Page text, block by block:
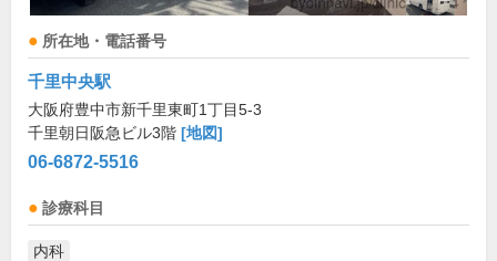
所在地・電話番号
千里中央駅
大阪府豊中市新千里東町1丁目5-3
千里朝日阪急ビル3階 [地図]
06-6872-5516
診療科目
内科